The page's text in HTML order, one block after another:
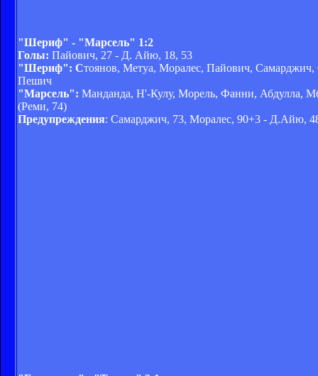
"Шериф" - "Марсель" 1:2
Голы: Пайович, 27 - Д. Айю, 18, 53
"Шериф": Стоянов, Метуа, Моралес, Пайович,
Пешич
"Марсель": Манданда, Н'-Кулу, Морель, Фанни, Абдулла,
(Реми, 74)
Предупреждения: Самарджич, 73, Моралес, 90+3 - Д.Айю,